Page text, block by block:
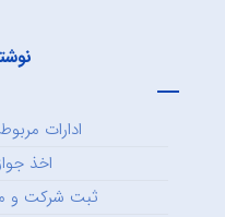
ادارات
اخذ
ثبت شرکت و